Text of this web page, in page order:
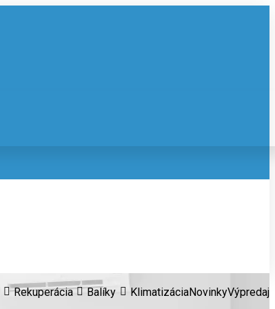
Rekuperácia Balíky KlimatizáciaNovinkyVýpredaj